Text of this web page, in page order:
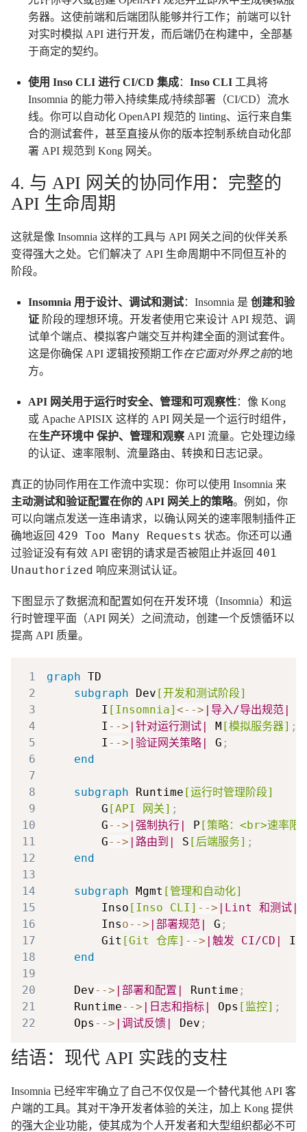
务器。这使前端和后端团队能够并行工作；前端可以针
对实时模拟 API 进行开发，而后端仍在构建中，全部基
于商定的契约。
使用 Inso CLI 进行 CI/CD 集成： Inso CLI 工具将
Insomnia 的能力带入持续集成/持续部署（CI/CD）流水
线。你可以自动化 OpenAPI 规范的 linting、运行来自集
合的测试套件，甚至直接从你的版本控制系统自动化部
署 API 规范到 Kong 网关。
4. 与 API 网关的协同作用：完整的
API 生命周期
这就是像 Insomnia 这样的工具与 API 网关之间的伙伴关系
变得强大之处。它们解决了 API 生命周期中不同但互补的
阶段。
Insomnia 用于设计、调试和测试：Insomnia 是 创建和验
证 阶段的理想环境。开发者使用它来设计 API 规范、调
试单个端点、模拟客户端交互并构建全面的测试套件。
这是你确保 API 逻辑按预期工作在它面对外界之前的地
方。
API 网关用于运行时安全、管理和可观察性：像 Kong
或 Apache APISIX 这样的 API 网关是一个运行时组件，
在生产环境中 保护、管理和观察 API 流量。它处理边缘
的认证、速率限制、流量路由、转换和日志记录。
真正的协同作用在工作流中实现：你可以使用 Insomnia 来
主动测试和验证配置在你的 API 网关上的策略。例如，你
可以向端点发送一连串请求，以确认网关的速率限制插件正
确地返回 429 Too Many Requests 状态。你还可以通
过验证没有有效 API 密钥的请求是否被阻止并返回 401
Unauthorized 响应来测试认证。
下图显示了数据流和配置如何在开发环境（Insomnia）和运
行时管理平面（API 网关）之间流动，创建一个反馈循环以
提高 API 质量。
1 graph
2
subgraph Dev [开发和测试阶段]
3
        I
[Insomnia] <--> |导入/导出规范|
4
        I
--> |针对运行测试| M [模拟服务器] ;
5
        I
--> |验证网关策略| G ;
6
end
7
8
subgraph Runtime [运行时管理阶段]
9
        G
[API 网关] ;
10
        G
--> |强制执行| P [策略：<br>速率限
11
        G
--> |路由到| S [后端服务] ;
12
end
13
14
subgraph Mgmt [管理和自动化]
15
        Inso
[Inso CLI] --> |Lint 和测试|
16
        Ins
o--> |部署规范| G ;
17
        Git
[Git 仓库] --> |触发 CI/CD|
18
end
19
20
    Dev
--> |部署和配置| Runtime ;
21
    Runtime
--> |日志和指标| Ops [监控] ;
22
    Ops
--> |调试反馈| Dev ;
结语：现代 API 实践的支柱
Insomnia 已经牢牢确立了自己不仅仅是一个替代其他 API 客
户端的工具。其对干净开发者体验的关注，加上 Kong 提供
的强大企业功能，使其成为个人开发者和大型组织都必不可